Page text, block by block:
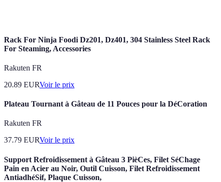
Rack For Ninja Foodi Dz201, Dz401, 304 Stainless Steel Rack
For Steaming, Accessories
Rakuten FR
20.89 EURVoir le prix
Plateau Tournant à Gâteau de 11 Pouces pour la DéCoration
Rakuten FR
37.79 EURVoir le prix
Support Refroidissement à Gâteau 3 PièCes, Filet SéChage
Pain en Acier au Noir, Outil Cuisson, Filet Refroidissement
AntiadhéSif, Plaque Cuisson,